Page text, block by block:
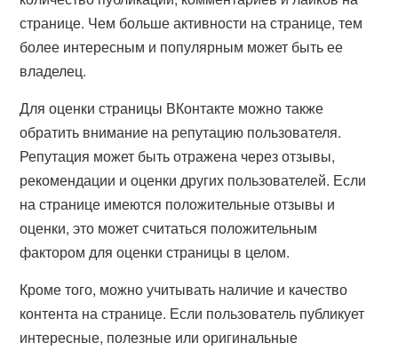
странице. Чем больше активности на странице, тем
более интересным и популярным может быть ее
владелец.
Для оценки страницы ВКонтакте можно также
обратить внимание на репутацию пользователя.
Репутация может быть отражена через отзывы,
рекомендации и оценки других пользователей. Если
на странице имеются положительные отзывы и
оценки, это может считаться положительным
фактором для оценки страницы в целом.
Кроме того, можно учитывать наличие и качество
контента на странице. Если пользователь публикует
интересные, полезные или оригинальные